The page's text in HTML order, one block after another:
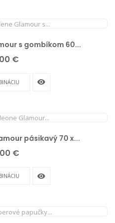
s gombíkom 60...
€
remove_red_eye
pásikavý 70 x...
€
remove_red_eye